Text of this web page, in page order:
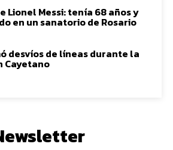
Lionel Messi: tenía 68 años y
en un sanatorio de Rosario
desvíos de líneas durante la
Cayetano